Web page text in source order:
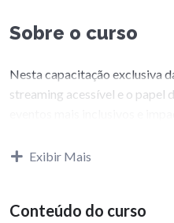
Sobre o curso
Nesta capacitação exclusiva
streaming acessível e o papel
O que você vai
Audiodescrição, tradução
Exibir Mais
Conteúdo do curso